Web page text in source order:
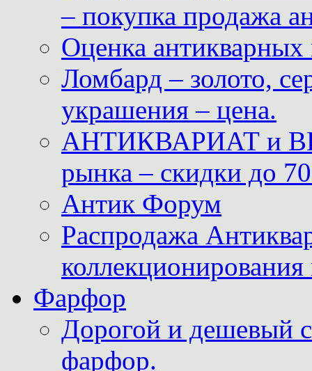
– покупка продажа
Оценка антикварных
Ломбард – золото,
украшения – цена.
АНТИКВАРИАТ и
рынка – скидки до
Антик Форум
Распродажа
Фарфор
Дорогой и дешевый
фарфор.